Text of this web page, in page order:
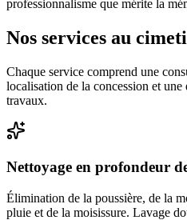
professionnalisme que mérite la
Nos services au
Chaque service comprend une
localisation de la concession et
travaux.
Nettoyage en profondeur
Élimination de la poussière, de la
pluie et de la moisissure. Lavage